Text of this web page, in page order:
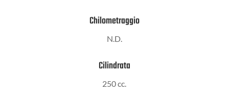
Chilometraggio
N.D.
Cilindrata
250 cc.